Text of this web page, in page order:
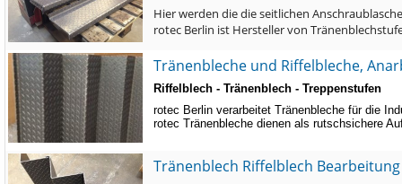
Hier werden die die seitlichen
rotec Berlin ist Hersteller von
Tränenbleche und Riffelbleche,
Riffelblech - Tränenblech - Treppenstufen
rotec Berlin verarbeitet Tränenbleche für die
rotec Tränenbleche dienen als rutschsichere
Tränenblech Riffelblech Bearbeitung